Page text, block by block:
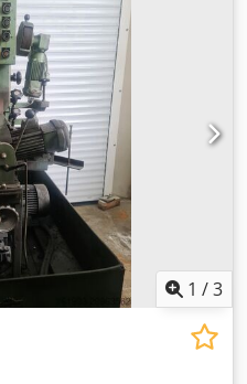
1 /3